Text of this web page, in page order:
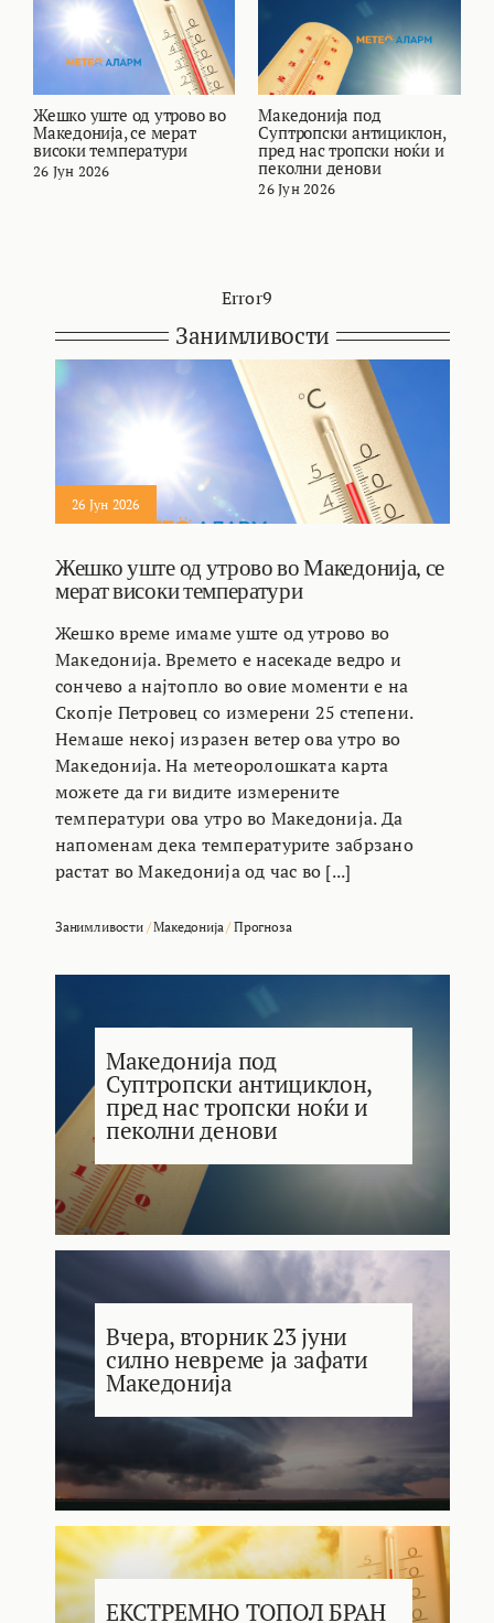
Жешко уште од утрово во
Македонија, се мерат
високи температури
26 Јун 2026
Македонија под
Суптропски антициклон,
пред нас тропски ноќи и
пеколни денови
26 Јун 2026
Error9
Занимливости
26 Јун 2026
Жешко уште од утрово во Македонија, се
мерат високи температури
Жешко време имаме уште од утрово во
Македонија. Времето е насекаде ведро и
сончево а најтопло во овие моменти е на
Скопје Петровец со измерени 25 степени.
Немаше некој изразен ветер ова утро во
Македонија. На метеоролошката карта
можете да ги видите измерените
температури ова утро во Македонија. Да
напоменам дека температурите забрзано
растат во Македонија од час во [...]
Занимливости/Македонија/Прогноза
Македонија под
Суптропски антициклон,
пред нас тропски ноќи и
пеколни денови
Вчера, вторник 23 јуни
силно невреме ја зафати
Македонија
ЕКСТРЕМНО ТОПОЛ БРАН